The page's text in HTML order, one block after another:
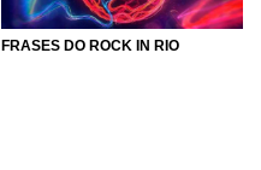
FRASES DO ROCK IN RIO